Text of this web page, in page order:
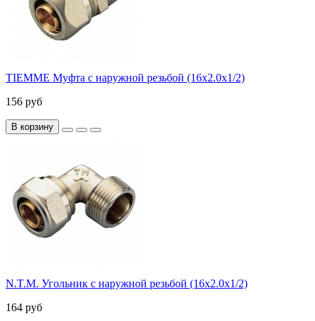
TIEMME Муфта с наружной резьбой (16х2.0х1/2)
156 руб
В корзину
N.T.M. Угольник с наружной резьбой (16х2.0х1/2)
164 руб